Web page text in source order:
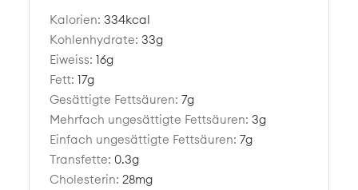
Kalorien:334kcal
Kohlenhydrate:33g
Eiweiss:16g
Fett:17g
Gesättigte Fettsäuren:7g
Mehrfach ungesättigte Fettsäuren:3g
Einfach ungesättigte Fettsäuren:7g
Transfette: 0.3g
Cholesterin:28mg